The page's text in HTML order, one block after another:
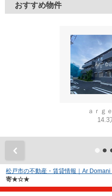
おすすめ物件
ａｒｇ
14.3
松戸市の不動産・賃貸情報｜Ar Domani
寄★☆★